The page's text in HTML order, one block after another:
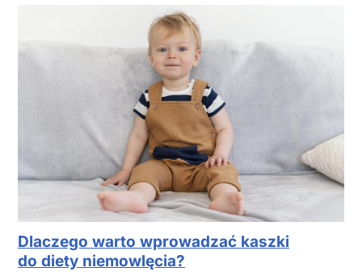
Dlaczego warto wprowadzać kaszki
do diety niemowlęcia?